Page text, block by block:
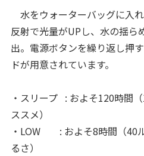
水をウォーターバッグに入れ
反射で光量がUPし、水の揺ら
出。電源ボタンを繰り返し押
ドが用意されています。
・スリープ : およそ120時間
ススメ）
・LOW : およそ8時間（40
るさ）